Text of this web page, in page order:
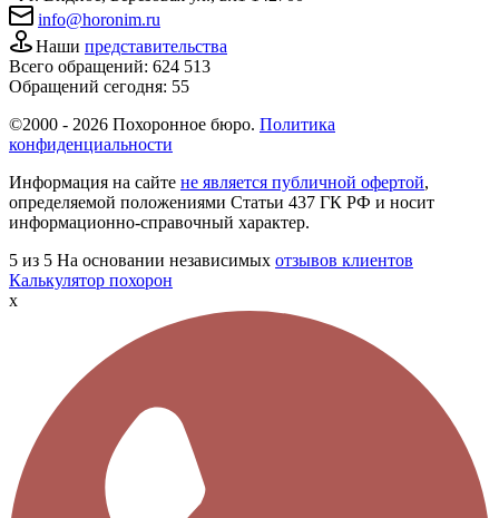
info@horonim.ru
Наши представительства
Всего обращений: 624 513
Обращений сегодня: 55
©2000 - 2026 Похоронное бюро. Политика
конфиденциальности
Информация на сайте не является публичной офертой,
определяемой положениями Статьи 437 ГК РФ и носит
информационно-справочный характер.
5 из 5 На основании независимых отзывов клиентов
Калькулятор похорон
x